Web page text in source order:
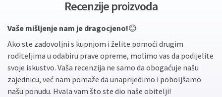
Recenzije proizvoda
Vaše mišljenje nam je dragocjeno!😊
Ako ste zadovoljni s kupnjom i želite pomoći drugim
roditeljima u odabiru prave opreme, molimo vas da podijelite
svoje iskustvo. Vaša recenzija ne samo da obogaćuje našu
zajednicu, već nam pomaže da unaprijedimo i poboljšamo
našu ponudu. Hvala vam što ste dio naše obitelji!